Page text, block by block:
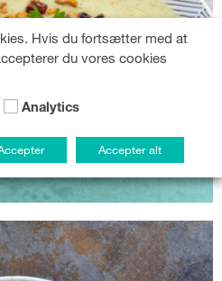
Hvis du fortsætter med at
du vores cookies
Analytics
Accepter alt